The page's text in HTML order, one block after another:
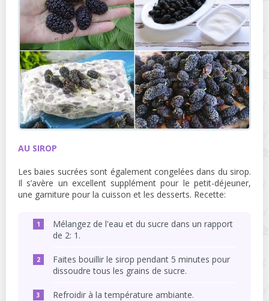
AU SIROP
Les baies sucrées sont également congelées dans du sirop.
Il s’avère un excellent supplément pour le petit-déjeuner,
une garniture pour la cuisson et les desserts. Recette:
Mélangez de l'eau et du sucre dans un rapport
de 2: 1.
Faites bouillir le sirop pendant 5 minutes pour
dissoudre tous les grains de sucre.
Refroidir à la température ambiante.